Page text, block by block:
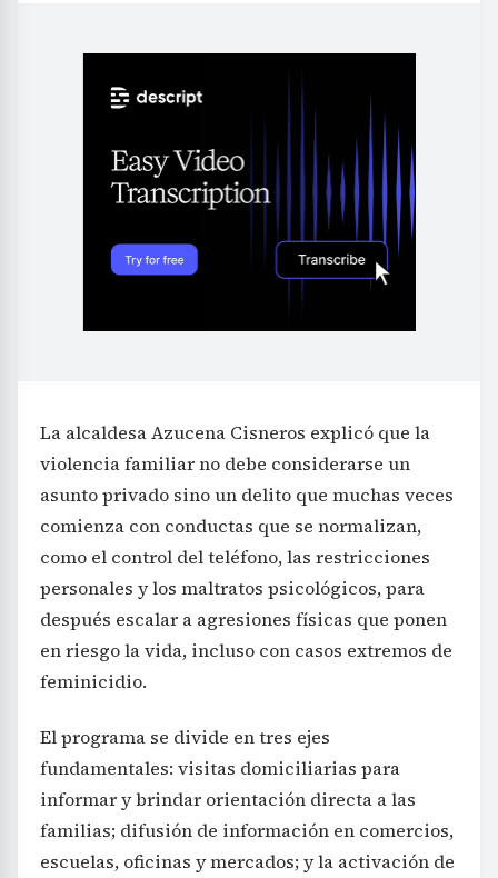
La alcaldesa Azucena Cisneros explicó que la
violencia familiar no debe considerarse un
asunto privado sino un delito que muchas veces
comienza con conductas que se normalizan,
como el control del teléfono, las restricciones
personales y los maltratos psicológicos, para
después escalar a agresiones físicas que ponen
en riesgo la vida, incluso con casos extremos de
feminicidio.
El programa se divide en tres ejes
fundamentales: visitas domiciliarias para
informar y brindar orientación directa a las
familias; difusión de información en comercios,
escuelas, oficinas y mercados; y la activación de